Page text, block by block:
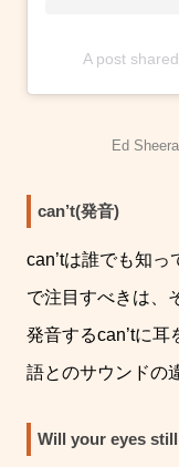
A post
Ed
can’t(発音)
can’tは誰でも知っ
で注目すべきは、
発音するcan’tに耳
語とのサウンドの
Will your eyes